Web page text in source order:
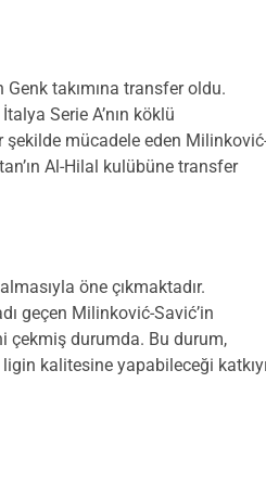
takımına transfer oldu.
Serie A’nın köklü
şekilde mücadele eden
Al-Hilal kulübüne transfer
öne çıkmaktadır.
geçen Milinković-Savić’in
çekmiş durumda. Bu durum,
kalitesine yapabileceği